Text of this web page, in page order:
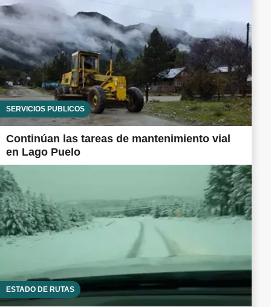
SERVICIOS PÚBLICOS
Continúan las tareas de mantenimiento vial
en Lago Puelo
ESTADO DE RUTAS